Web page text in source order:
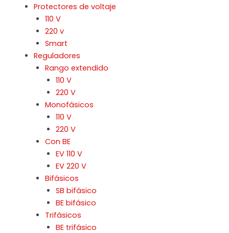
Protectores de voltaje
110 V
220 v
Smart
Reguladores
Rango extendido
110 V
220 V
Monofásicos
110 V
220 V
Con BE
EV 110 V
EV 220 V
Bifásicos
SB bifásico
BE bifásico
Trifásicos
BE trifásico